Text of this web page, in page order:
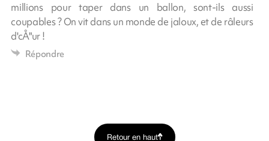
millions pour taper dans un ballon, sont-ils aussi
coupables ? On vit dans un monde de jaloux, et de râleurs
d'cÅ"ur !
Répondre
Retour en haut